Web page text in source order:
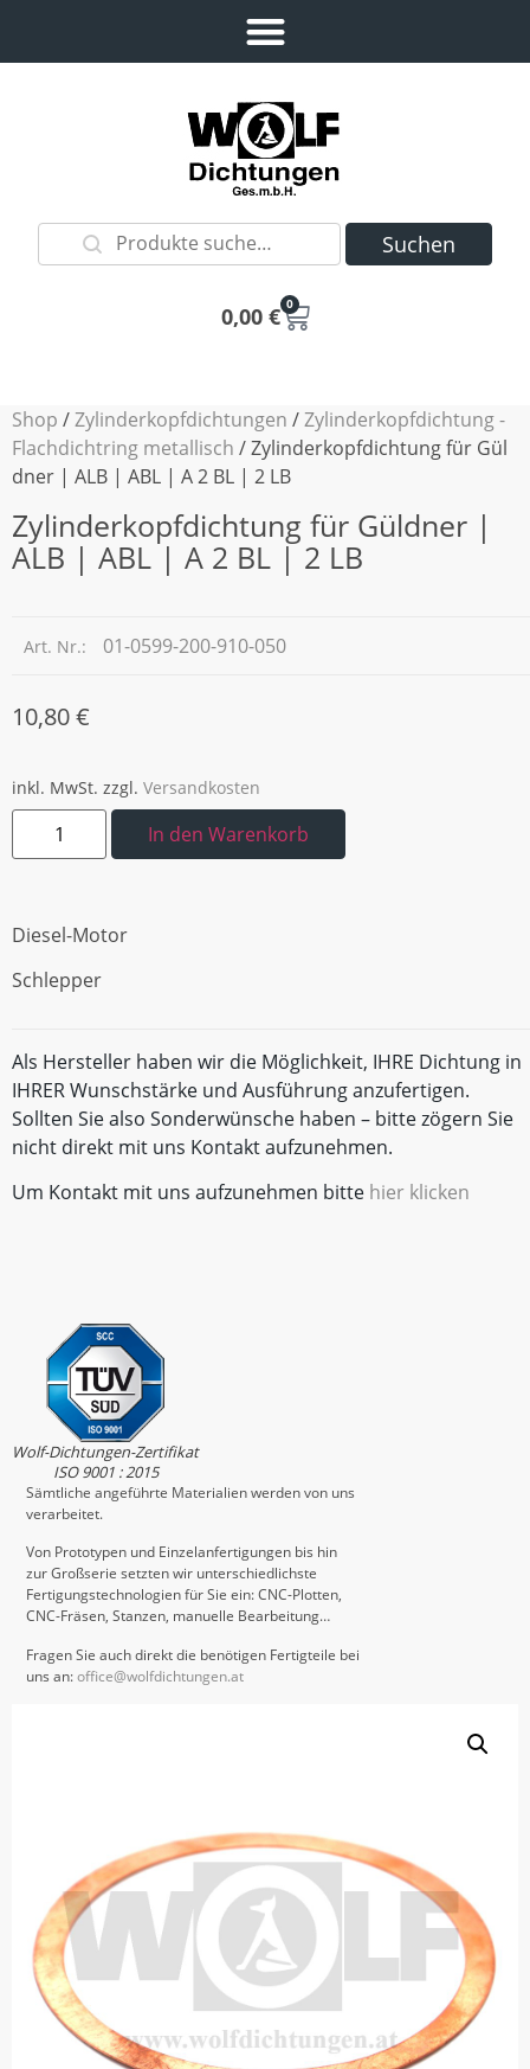
Suchen
0,00 € 0
Shop /Zylinderkopfdichtungen /Zylinderkopfdichtung -
Flachdichtring metallisch / Zylinderkopfdichtung für Gül
dner | ALB | ABL | A 2 BL | 2 LB
Zylinderkopfdichtung für Güldner |
ALB | ABL | A 2 BL | 2 LB
Art. Nr.: 01-0599-200-910-050
10,80€
inkl. MwSt. zzgl. Versandkosten
In den Warenkorb
Diesel-Motor
Schlepper
Als Hersteller haben wir die Möglichkeit, IHRE Dichtung in
IHRER Wunschstärke und Ausführung anzufertigen.
Sollten Sie also Sonderwünsche haben – bitte zögern Sie
nicht direkt mit uns Kontakt aufzunehmen.
Um Kontakt mit uns aufzunehmen bitte hier klicken
Wolf-Dichtungen-Zertifikat
ISO 9001 : 2015
Sämtliche angeführte Materialien werden von uns
verarbeitet.
Von Prototypen und Einzelanfertigungen bis hin
zur Großserie setzten wir unterschiedlichste
Fertigungstechnologien für Sie ein: CNC-Plotten,
CNC-Fräsen, Stanzen, manuelle Bearbeitung…
Fragen Sie auch direkt die benötigen Fertigteile bei
uns an:office@wolfdichtungen.at